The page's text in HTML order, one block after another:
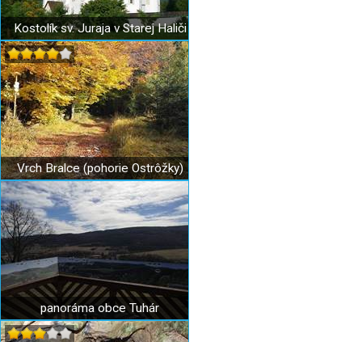
Kostolík sv. Juraja v Starej Haliči
Vrch Bralce (pohorie Ostrôžky)
panoráma obce Tuhár